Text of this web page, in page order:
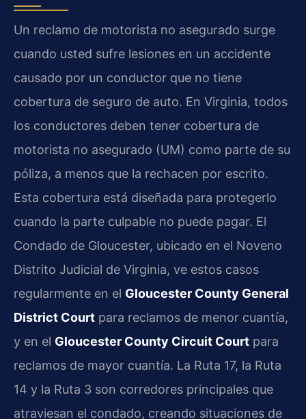
Un reclamo de motorista no asegurado surge
cuando usted sufre lesiones en un accidente
causado por un conductor que no tiene
cobertura de seguro de auto. En Virginia, todos
los conductores deben tener cobertura de
motorista no asegurado (UM) como parte de su
póliza, a menos que la rechacen por escrito.
Esta cobertura está diseñada para protegerlo
cuando la parte culpable no puede pagar. El
Condado de Gloucester, ubicado en el Noveno
Distrito Judicial de Virginia, ve estos casos
regularmente en el Gloucester County General
District Court para reclamos de menor cuantía,
y en el Gloucester County Circuit Court para
reclamos de mayor cuantía. La Ruta 17, la Ruta
14 y la Ruta 3 son corredores principales que
atraviesan el condado, creando situaciones de